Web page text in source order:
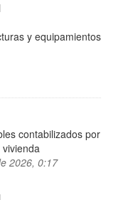
y equipamientos
contabilizados por
2026, 0:17